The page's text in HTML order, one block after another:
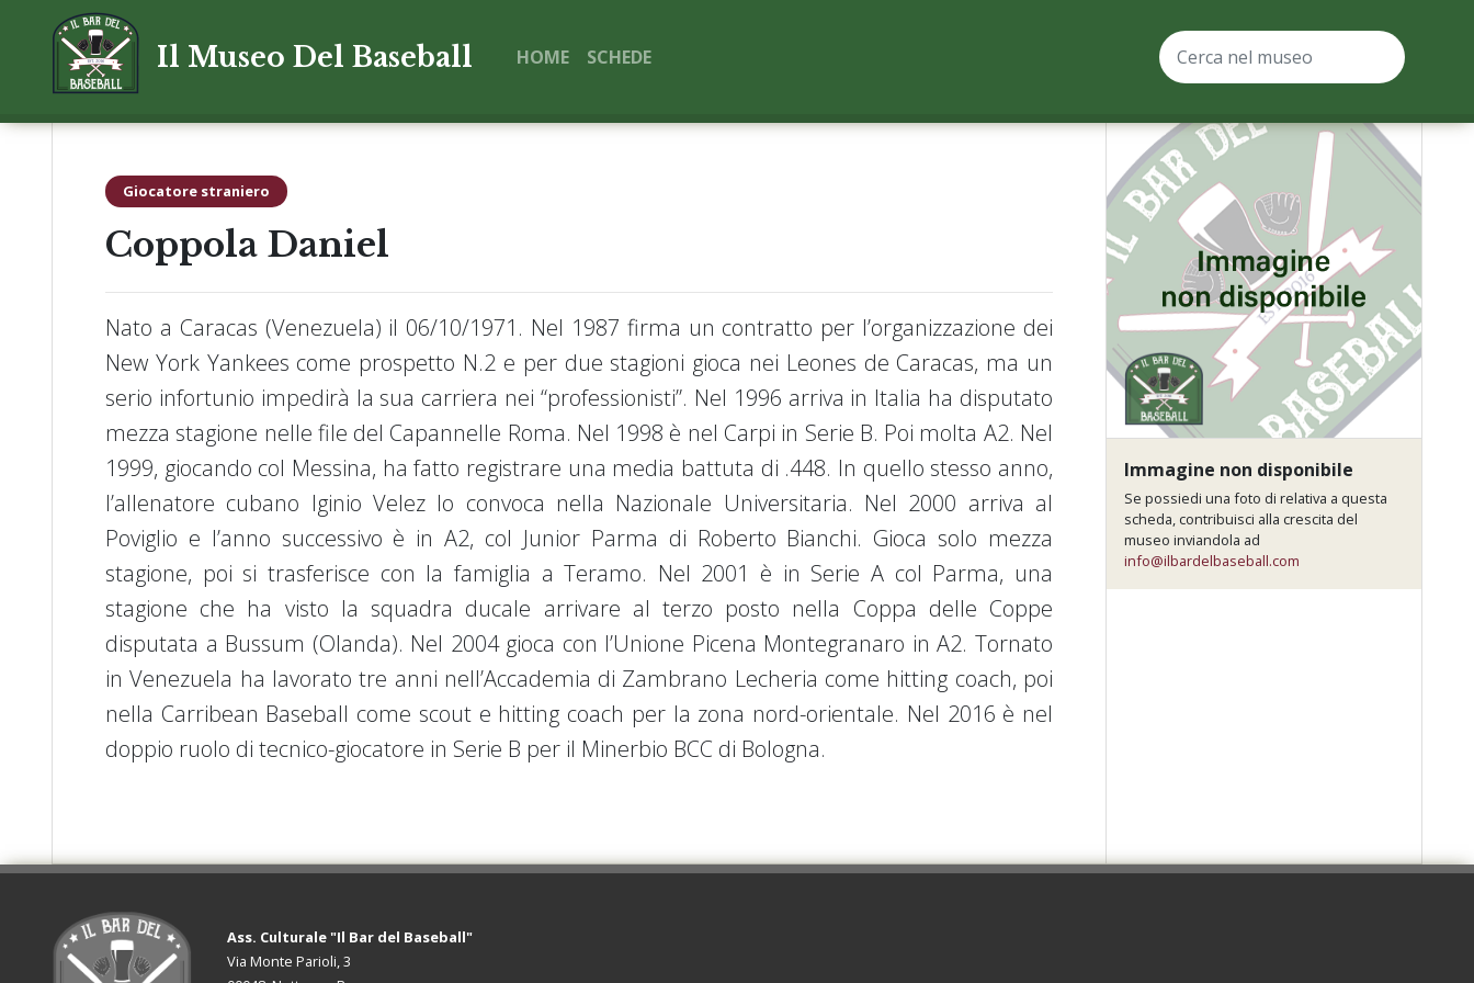
Il Museo Del Baseball HOME SCHEDE
Giocatore straniero
Coppola Daniel
Nato a Caracas (Venezuela) il 06/10/1971. Nel 1987 firma un contratto per l’organizzazione dei
New York Yankees come prospetto N.2 e per due stagioni gioca nei Leones de Caracas, ma un
serio infortunio impedirà la sua carriera nei “professionisti”. Nel 1996 arriva in Italia ha disputato
mezza stagione nelle file del Capannelle Roma. Nel 1998 è nel Carpi in Serie B. Poi molta A2. Nel
1999, giocando col Messina, ha fatto registrare una media battuta di .448. In quello stesso anno,
l’allenatore cubano Iginio Velez lo convoca nella Nazionale Universitaria. Nel 2000 arriva al
Poviglio e l’anno successivo è in A2, col Junior Parma di Roberto Bianchi. Gioca solo mezza
stagione, poi si trasferisce con la famiglia a Teramo. Nel 2001 è in Serie A col Parma, una
stagione che ha visto la squadra ducale arrivare al terzo posto nella Coppa delle Coppe
disputata a Bussum (Olanda). Nel 2004 gioca con l’Unione Picena Montegranaro in A2. Tornato
in Venezuela ha lavorato tre anni nell’Accademia di Zambrano Lecheria come hitting coach, poi
nella Carribean Baseball come scout e hitting coach per la zona nord-orientale. Nel 2016 è nel
doppio ruolo di tecnico-giocatore in Serie B per il Minerbio BCC di Bologna.
Immagine non disponibile
Se possiedi una foto di relativa a questa
scheda, contribuisci alla crescita del
museo inviandola ad
info@ilbardelbaseball.com
Ass. Culturale "Il Bar del Baseball"
Via Monte Parioli, 3